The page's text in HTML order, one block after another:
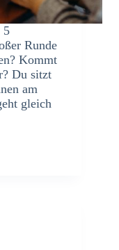
5
Runde
Kommt
Du sitzt
am
gleich